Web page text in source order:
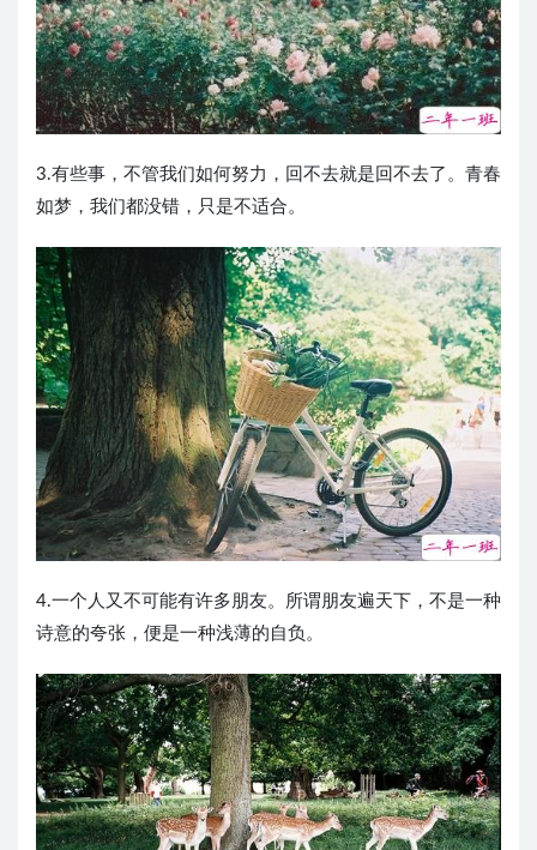
3.有些事，不管我们如何努力，回不去就是回不去了。青春
如梦，我们都没错，只是不适合。 ​​​​
4.一个人又不可能有许多朋友。所谓朋友遍天下，不是一种
诗意的夸张，便是一种浅薄的自负。 ​​​​